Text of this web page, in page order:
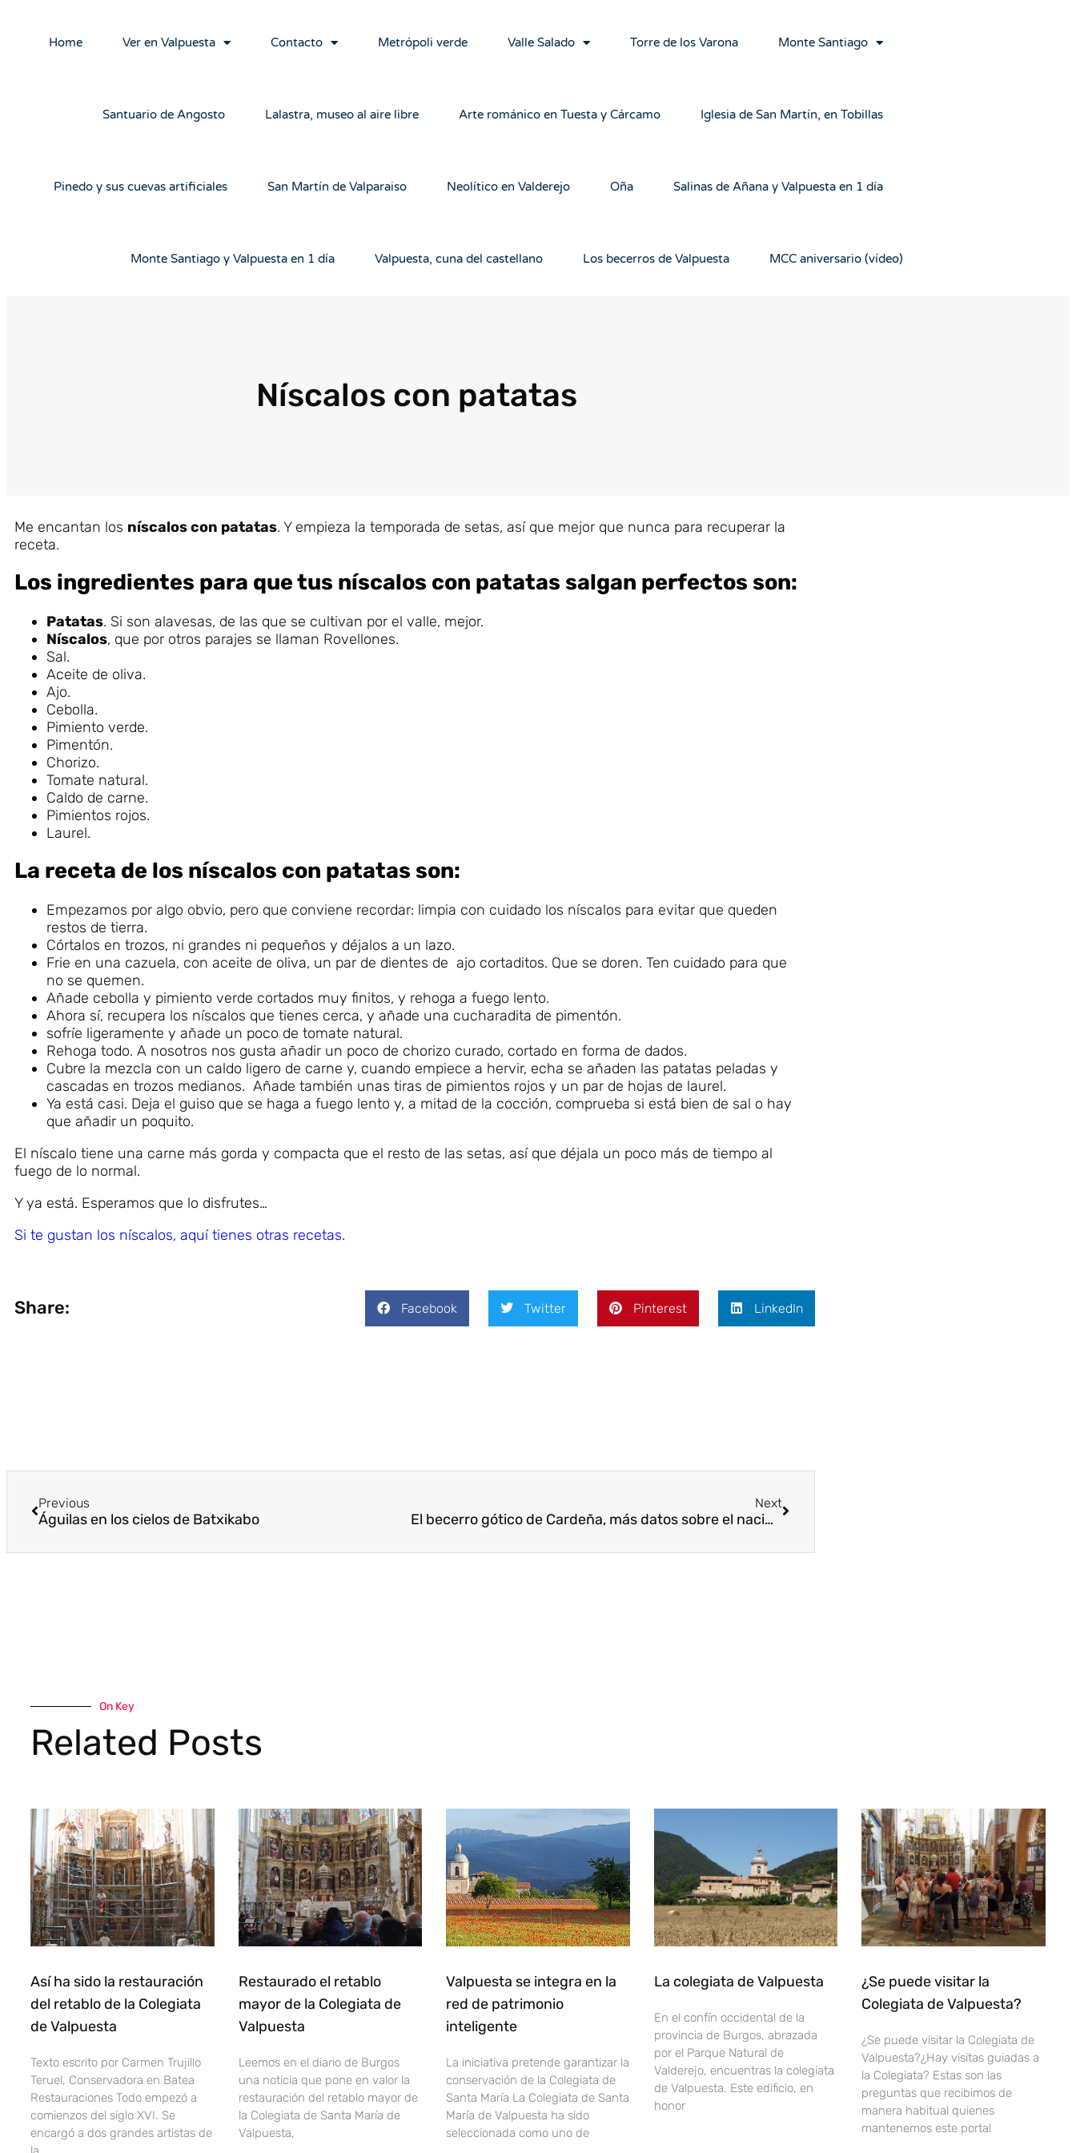
Home Ver en Valpuesta Contacto Metrópoli verde Valle Salado Torre de los Varona Monte Santiago
Santuario de Angosto Lalastra, museo al aire libre Arte románico en Tuesta y Cárcamo Iglesia de San Martín, en Tobillas
Pinedo y sus cuevas artificiales San Martín de Valparaiso Neolítico en Valderejo Oña Salinas de Añana y Valpuesta en 1 día
Monte Santiago y Valpuesta en 1 día Valpuesta, cuna del castellano Los becerros de Valpuesta MCC aniversario (vídeo)
Níscalos con patatas
Me encantan los níscalos con patatas. Y empieza la temporada de setas, así que mejor que nunca para recuperar la
receta.
Los ingredientes para que tus níscalos con patatas salgan perfectos son:
Patatas. Si son alavesas, de las que se cultivan por el valle, mejor.
Níscalos, que por otros parajes se llaman Rovellones.
Sal.
Aceite de oliva.
Ajo.
Cebolla.
Pimiento verde.
Pimentón.
Chorizo.
Tomate natural.
Caldo de carne.
Pimientos rojos.
Laurel.
La receta de los níscalos con patatas son:
Empezamos por algo obvio, pero que conviene recordar: limpia con cuidado los níscalos para evitar que queden
restos de tierra.
Córtalos en trozos, ni grandes ni pequeños y déjalos a un lazo.
Frie en una cazuela, con aceite de oliva, un par de dientes de ajo cortaditos. Que se doren. Ten cuidado para que
no se quemen.
Añade cebolla y pimiento verde cortados muy finitos, y rehoga a fuego lento.
Ahora sí, recupera los níscalos que tienes cerca, y añade una cucharadita de pimentón.
sofríe ligeramente y añade un poco de tomate natural.
Rehoga todo. A nosotros nos gusta añadir un poco de chorizo curado, cortado en forma de dados.
Cubre la mezcla con un caldo ligero de carne y, cuando empiece a hervir, echa se añaden las patatas peladas y
cascadas en trozos medianos. Añade también unas tiras de pimientos rojos y un par de hojas de laurel.
Ya está casi. Deja el guiso que se haga a fuego lento y, a mitad de la cocción, comprueba si está bien de sal o hay
que añadir un poquito.
El níscalo tiene una carne más gorda y compacta que el resto de las setas, así que déjala un poco más de tiempo al
fuego de lo normal.
Y ya está. Esperamos que lo disfrutes…
Si te gustan los níscalos, aquí tienes otras recetas.
Share: Facebook Twitter Pinterest LinkedIn
Previous
Águilas en los cielos de Batxikabo
Next
El becerro gótico de Cardeña, más datos sobre el nacimiento del castellano
On Key
Related Posts
Así ha sido la restauración
del retablo de la Colegiata
de Valpuesta
Texto escrito por Carmen Trujillo
Teruel, Conservadora en Batea
Restauraciones Todo empezó a
comienzos del siglo XVI. Se
encargó a dos grandes artistas de
Restaurado el retablo
mayor de la Colegiata de
Valpuesta
Leemos en el diario de Burgos
una noticia que pone en valor la
restauración del retablo mayor de
la Colegiata de Santa María de
Valpuesta,
Valpuesta se integra en la
red de patrimonio
inteligente
La iniciativa pretende garantizar la
conservación de la Colegiata de
Santa María La Colegiata de Santa
María de Valpuesta ha sido
seleccionada como uno de
La colegiata de Valpuesta
En el confín occidental de la
provincia de Burgos, abrazada
por el Parque Natural de
Valderejo, encuentras la colegiata
de Valpuesta. Este edificio, en
honor
¿Se puede visitar la
Colegiata de Valpuesta?
¿Se puede visitar la Colegiata de
Valpuesta?¿Hay visitas guiadas a
la Colegiata? Estas son las
preguntas que recibimos de
manera habitual quienes
mantenemos este portal